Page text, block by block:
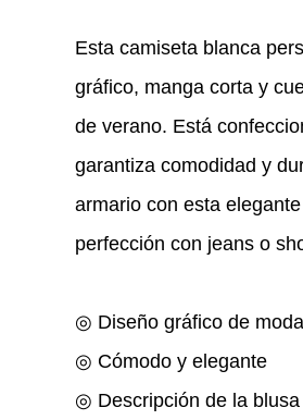
Esta camiseta blanca
gráfico, manga corta y
de verano. Está
garantiza comodidad y
armario con esta
perfección con jeans o
◎ Diseño gráfico de moda
◎ Cómodo y elegante
◎ Descripción de la